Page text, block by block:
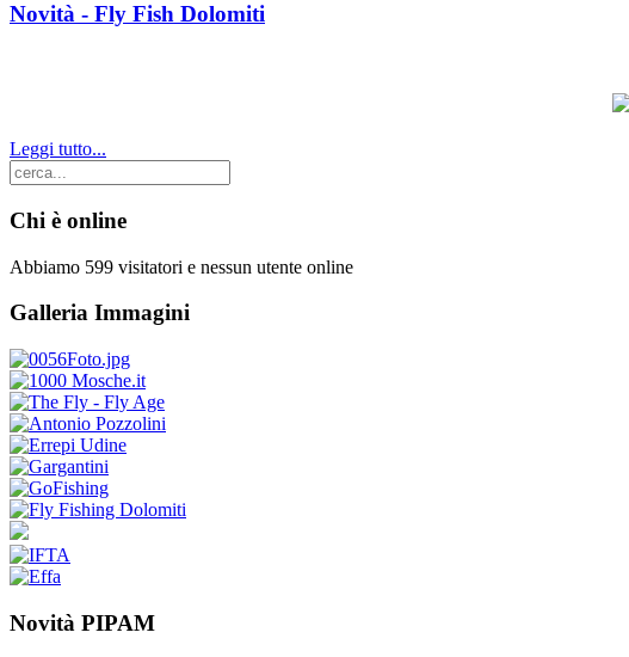
Novità - Fly Fish Dolomiti
Leggi tutto...
Chi è online
Abbiamo 599 visitatori e nessun utente online
Galleria Immagini
Novità PIPAM